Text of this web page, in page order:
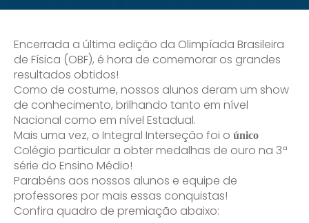
Encerrada a última edição da Olimpíada Brasileira
de Física (OBF), é hora de comemorar os grandes
resultados obtidos!
Como de costume, nossos alunos deram um show
de conhecimento, brilhando tanto em nível
Nacional como em nível Estadual.
Mais uma vez, o Integral Interseção foi o único
Colégio particular a obter medalhas de ouro na 3ª
série do Ensino Médio!
Parabéns aos nossos alunos e equipe de
professores por mais essas conquistas!
Confira quadro de premiação abaixo: